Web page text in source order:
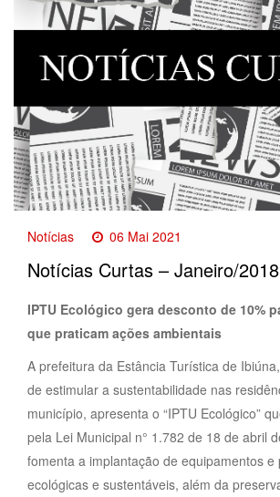
Notícias 06 Mai 2021
Notícias Curtas – Janeiro/2018
IPTU Ecológico gera desconto de 10%
que praticam ações ambientais
A prefeitura da Estância Turística de
de estimular a sustentabilidade nas
município, apresenta o “IPTU Ecológico”
pela Lei Municipal n° 1.782 de 18 de abril
fomenta a implantação de equipamentos e
ecológicas e sustentáveis, além da